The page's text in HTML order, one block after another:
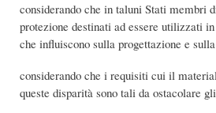
considerando che in taluni Stati membri
protezione destinati ad essere utilizzati
che influiscono sulla progettazione e
considerando che i requisiti cui il
queste disparità sono tali da ostacolare